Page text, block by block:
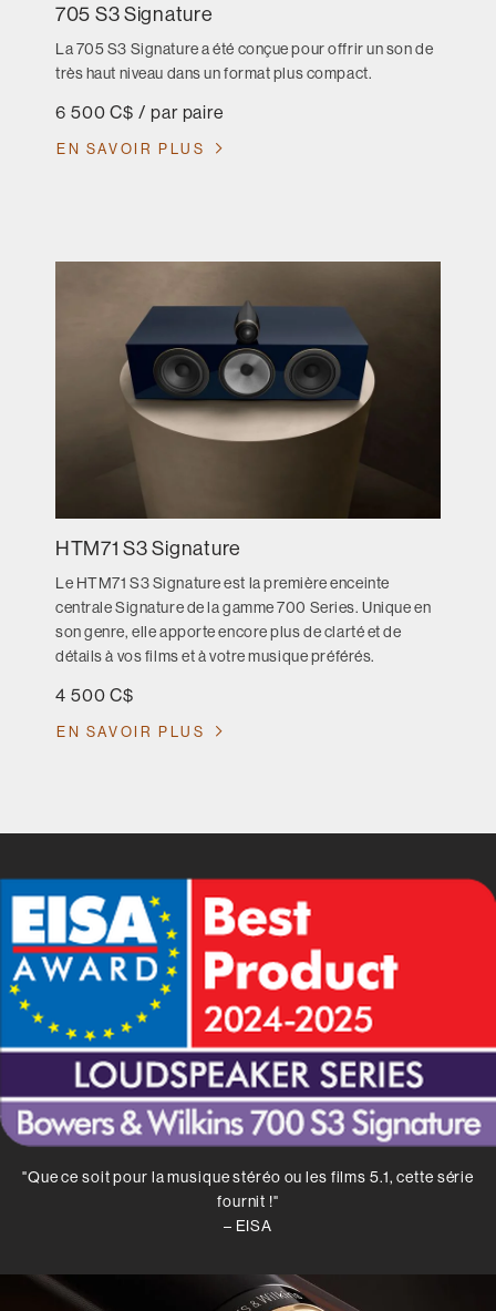
705 S3 Signature
La 705 S3 Signature a été conçue pour offrir un son de
très haut niveau dans un format plus compact.
6 500 C$ / par paire
EN SAVOIR PLUS
HTM71 S3 Signature
Le HTM71 S3 Signature est la première enceinte
centrale Signature de la gamme 700 Series. Unique en
son genre, elle apporte encore plus de clarté et de
détails à vos films et à votre musique préférés.
4 500 C$
EN SAVOIR PLUS
"Que ce soit pour la musique stéréo ou les films 5.1, cette série
fournit !"
– EISA